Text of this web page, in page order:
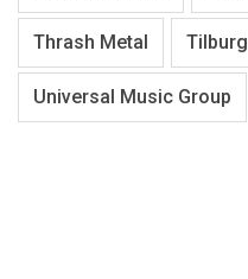
Thrash Metal Tilburg
Universal Music Group